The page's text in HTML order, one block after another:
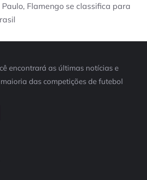
Flamengo se classifica para
encontrará as últimas notícias e
das competições de futebol